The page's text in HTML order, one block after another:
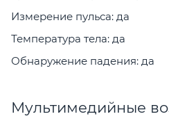
Измерение пульса: да
Температура тела: да
Обнаружение падения: да
Мультимедийные